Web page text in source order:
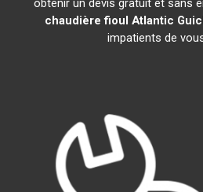
obtenir un devis gratuit et sans
chaudière fioul Atlantic
impatients de